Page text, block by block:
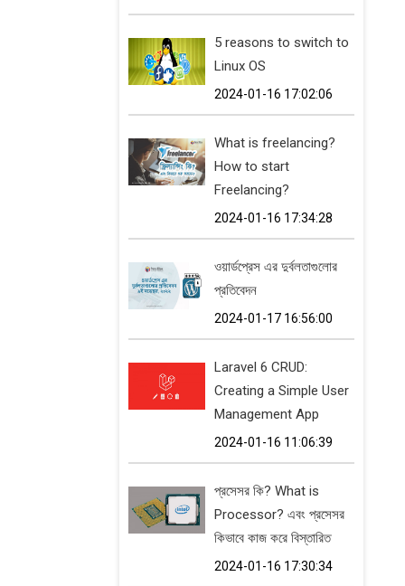
5 reasons to switch to
Linux OS
2024-01-16 17:02:06
What is freelancing?
How to start
Freelancing?
2024-01-16 17:34:28
ওয়ার্ডপ্রেস এর দুর্বলতাগুলোর
প্রতিবেদন
2024-01-17 16:56:00
Laravel 6 CRUD:
Creating a Simple User
Management App
2024-01-16 11:06:39
প্রসেসর কি? What is
Processor? এবং প্রসেসর
কিভাবে কাজ করে বিস্তারিত
2024-01-16 17:30:34